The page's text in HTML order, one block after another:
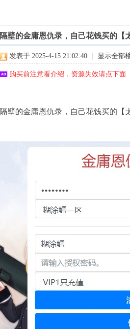
隔壁的金庸恩仇录，自己花钱买的【
发表于 2025-4-15 21:02:40 显示全部
购买前注意看介绍，资源失效请点下
隔壁的金庸恩仇录，自己花钱买的【